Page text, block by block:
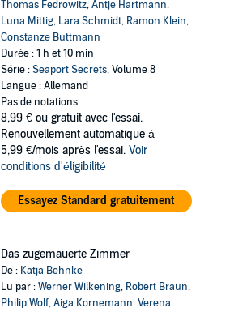
Thomas Fedrowitz,Antje Hartmann,
Luna Mittig, Lara Schmidt, Ramon Klein,
Constanze Buttmann
Durée : 1 h et 10 min
Série :Seaport Secrets, Volume 8
Langue : Allemand
Pas de notations
8,99 € ou gratuit avec l'essai.
Renouvellement automatique à
5,99 €/mois après l'essai. Voir
conditions d'éligibilité
Essayez Standard gratuitement
Das zugemauerte Zimmer
De : Katja Behnke
Lu par :Werner Wilkening, Robert Braun,
Philip Wolf,Aiga Kornemann,Verena